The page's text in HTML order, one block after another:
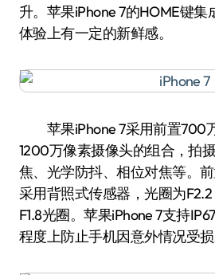
升。苹果iPhone 7的HOME键
体验上有一定的新鲜感。
苹果iPhone 7采用前置700
1200万像素摄像头的组合，拍
焦、光学防抖、相位对焦等。
采用背照式传感器，光圈为
F1.8光圈。苹果iPhone 7支持
程度上防止手机因意外情况受损